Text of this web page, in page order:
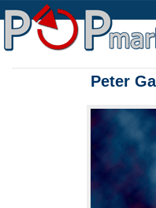
Peter